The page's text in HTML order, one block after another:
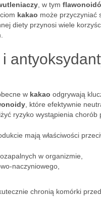
, w tym
kakao może przyczyniać
diety przynosi wiele
w kakao odgrywają
, które efektywnie
ryzyko wystąpienia chorób
mają właściwości
w organizmie,
naczyniowego,
chronią komórki